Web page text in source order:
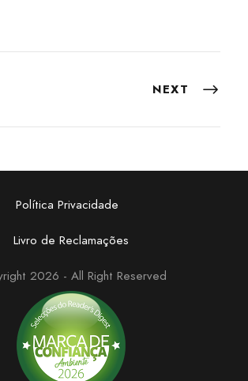
NEXT
Política Privacidade
Livro de Reclamações
2026 - All Right Reserved